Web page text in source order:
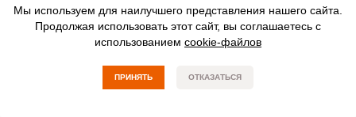
СМОТРЕТЬ РЕЦЕПТ
без стерилизации
Мы используем для наилучшего представления нашего сайта.
Продолжая использовать этот сайт, вы соглашаетесь с
использованием cookie-файлов
ПРИНЯТЬ ОТКАЗАТЬСЯ